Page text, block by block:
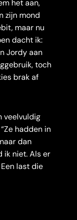
het aan,
zijn mond
maar nu
dacht ik:
Jordy aan
toch
brak af
veelvuldig
hadden in
dan
ik niet. Als er
last die